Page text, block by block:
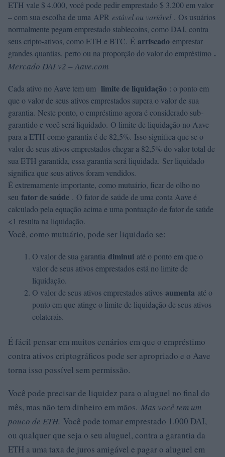
ETH vale $ 4.000, você pode pedir emprestado $ 3.200 em valor
– com sua escolha de uma APR estável ou variável . Os usuários
normalmente pegam emprestado stablecoins, como DAI, contra
seus cripto-ativos, como ETH e BTC. É arriscado emprestar
grandes quantias, perto ou na proporção do valor do empréstimo .
Mercado DAI v2 – Aave.com
Cada ativo no Aave tem um limite de liquidação : o ponto em
que o valor de seus ativos emprestados supera o valor de sua
garantia. Neste ponto, o empréstimo agora é considerado sub-
garantido e você será liquidado. O limite de liquidação no Aave
para a ETH como garantia é de 82,5%. Isso significa que se o
valor de seus ativos emprestados chegar a 82,5% do valor total de
sua ETH garantida, essa garantia será liquidada. Ser liquidado
significa que seus ativos foram vendidos.
É extremamente importante, como mutuário, ficar de olho no
seu fator de saúde . O fator de saúde de uma conta Aave é
calculado pela equação acima e uma pontuação de fator de saúde
<1 resulta na liquidação.
Você, como mutuário, pode ser liquidado se:
O valor de sua garantia diminui até o ponto em que o
valor de seus ativos emprestados está no limite de
liquidação.
O valor de seus ativos emprestados ativos aumenta até o
ponto em que atinge o limite de liquidação de seus ativos
colaterais.
É fácil pensar em muitos cenários em que o empréstimo
contra ativos criptográficos pode ser apropriado e o Aave
torna isso possível sem permissão.
Você pode precisar de liquidez para o aluguel no final do
mês, mas não tem dinheiro em mãos. Mas você tem um
pouco de ETH. Você pode tomar emprestado 1.000 DAI,
ou qualquer que seja o seu aluguel, contra a garantia da
ETH a uma taxa de juros amigável e pagar o aluguel em